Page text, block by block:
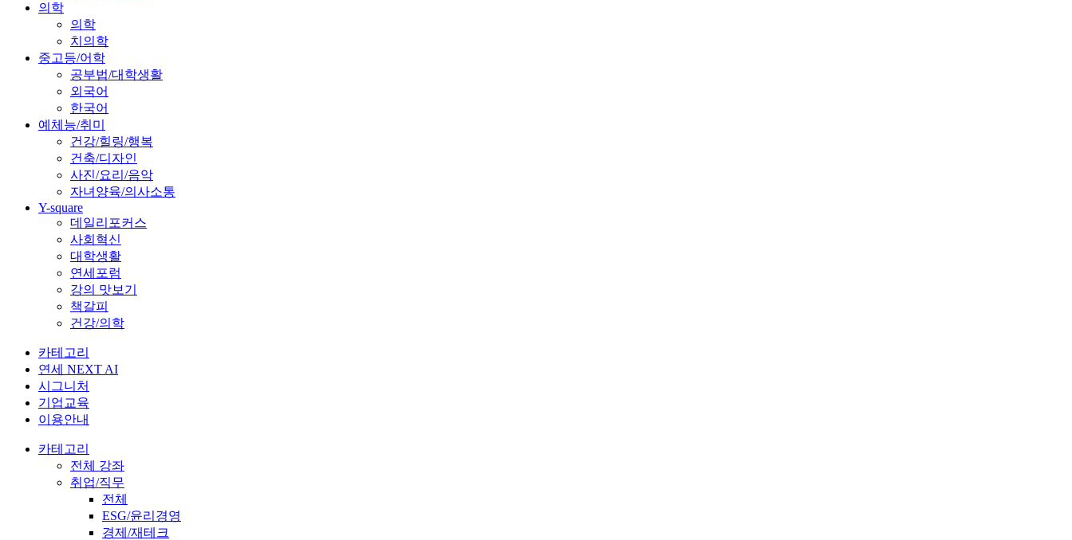
의학
의학
치의학
중고등/어학
공부법/대학생활
외국어
한국어
예체능/취미
건강/힐링/행복
건축/디자인
사진/요리/음악
자녀양육/의사소통
Y-square
데일리포커스
사회혁신
대학생활
연세포럼
강의 맛보기
책갈피
건강/의학
카테고리
연세 NEXT AI
시그니처
기업교육
이용안내
카테고리
전체 강좌
취업/직무
전체
ESG/윤리경영
경제/재테크